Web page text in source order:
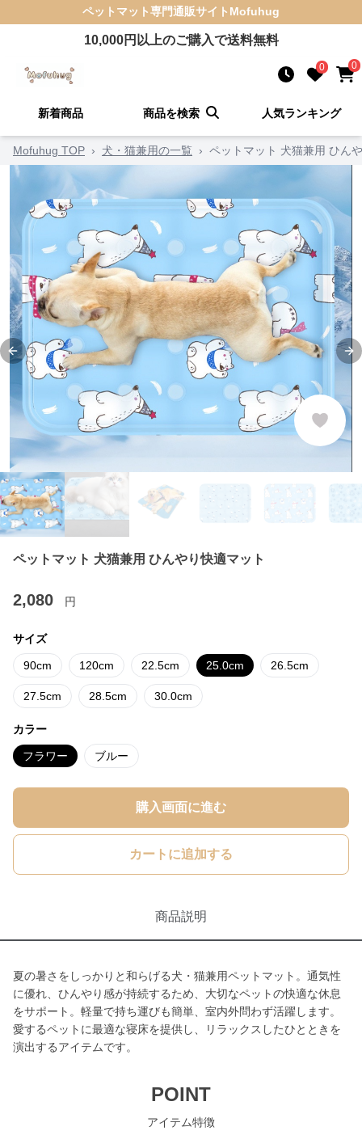
ペットマット専門通販サイト Mofuhug
10,000円以上のご購入で送料無料
0 0
新着商品 商品を検索 人気ランキング
Mofuhug TOP › 犬・猫兼用の一覧 › ペットマット 犬猫兼用 ひん
Previous slide
ペットマット 犬猫兼用 ひんやり快適マット
2,080 円
サイズ
90cm 120cm 22.5cm 25.0cm 26.5cm
27.5cm 28.5cm 30.0cm
カラー
フラワー ブルー
購入画面に進む
カートに追加する
商品説明
夏の暑さをしっかりと和らげる犬・猫兼用ペットマット。通気性
に優れ、ひんやり感が持続するため、大切なペットの快適な休息
をサポート。軽量で持ち運びも簡単、室内外問わず活躍します。
愛するペットに最適な寝床を提供し、リラックスしたひとときを
演出するアイテムです。
POINT
アイテム特徴